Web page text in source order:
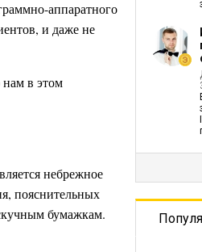
аппаратного
и даже не
в этом
небрежное
пояснительных
бумажкам.